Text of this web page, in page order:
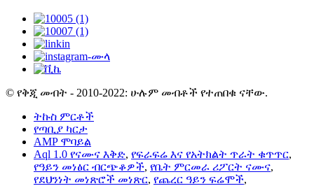
© የቅጂ መብት - 2010-2022: ሁሉም መብቶች የተጠበቁ ናቸው.
ትኩስ ምርቶች
የጣቢያ ካርታ
AMP ሞባይል
Aql 1.0 የናሙና እቅድ, የፍራፍሬ እና የአትክልት ጥራት ቁጥጥር,
የዓይን መነፅር ብርጭቆዎች, የቤት ምርመራ ሪፖርት ናሙና,
የደህንነት መነጽሮች መነጽር, የጨረር ዓይን ፍሬሞች,